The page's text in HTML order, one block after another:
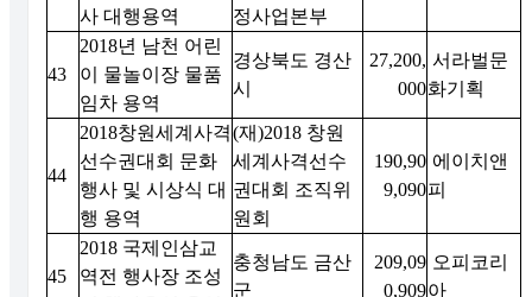
사 대행용역
정사업본부
43
2018년 남천 어린
이 물놀이장 물품
임차 용역
경상북도 경산
시
27,200,
000
서라벌문
화기획
44
2018창원세계사격
선수권대회 문화
행사 및 시상식 대
행 용역
(재)2018 창원
세계사격선수
권대회 조직위
원회
190,90
9,090
에이치앤
피
45
2018 국제인삼교
역전 행사장 조성
충청남도 금산
군
209,09
0,909
오피코리
아